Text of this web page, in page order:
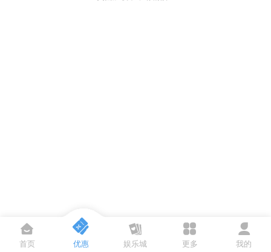
首页 优惠 娱乐城 更多 我的